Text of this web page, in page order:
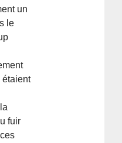
un
le
étaient
fuir